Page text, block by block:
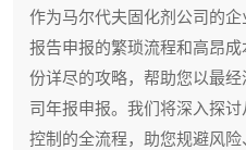
作为马尔代夫固化剂公司的
报告申报的繁琐流程和高昂
份详尽的攻略，帮助您以最
司年报申报。我们将深入探
控制的全流程，助您规避风